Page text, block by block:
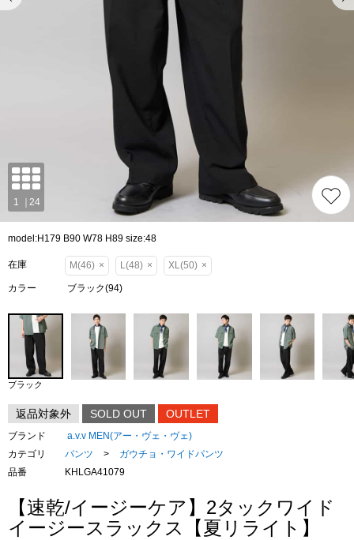
model:H179 B90 W78 H89 size:48
在庫 M(46) × L(48) × XL(50) ×
カラー ブラック(94)
ブラック
返品対象外 SOLD OUT OUTLET
ブランド
a.v.v MEN(アー・ヴェ・ヴェ)
カテゴリ
パンツ >
ガウチョ・ワイドパンツ
品番
KHLGA41079
【速乾/イージーケア】2タックワイド
イージースラックス【夏リライト】